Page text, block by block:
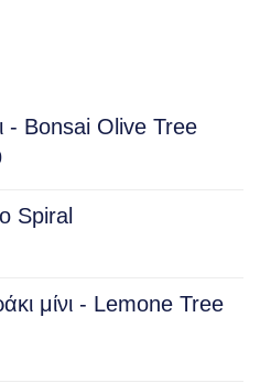
- Bonsai Olive Tree
Price
€15.00
through
Spiral
μίνι - Lemone Tree